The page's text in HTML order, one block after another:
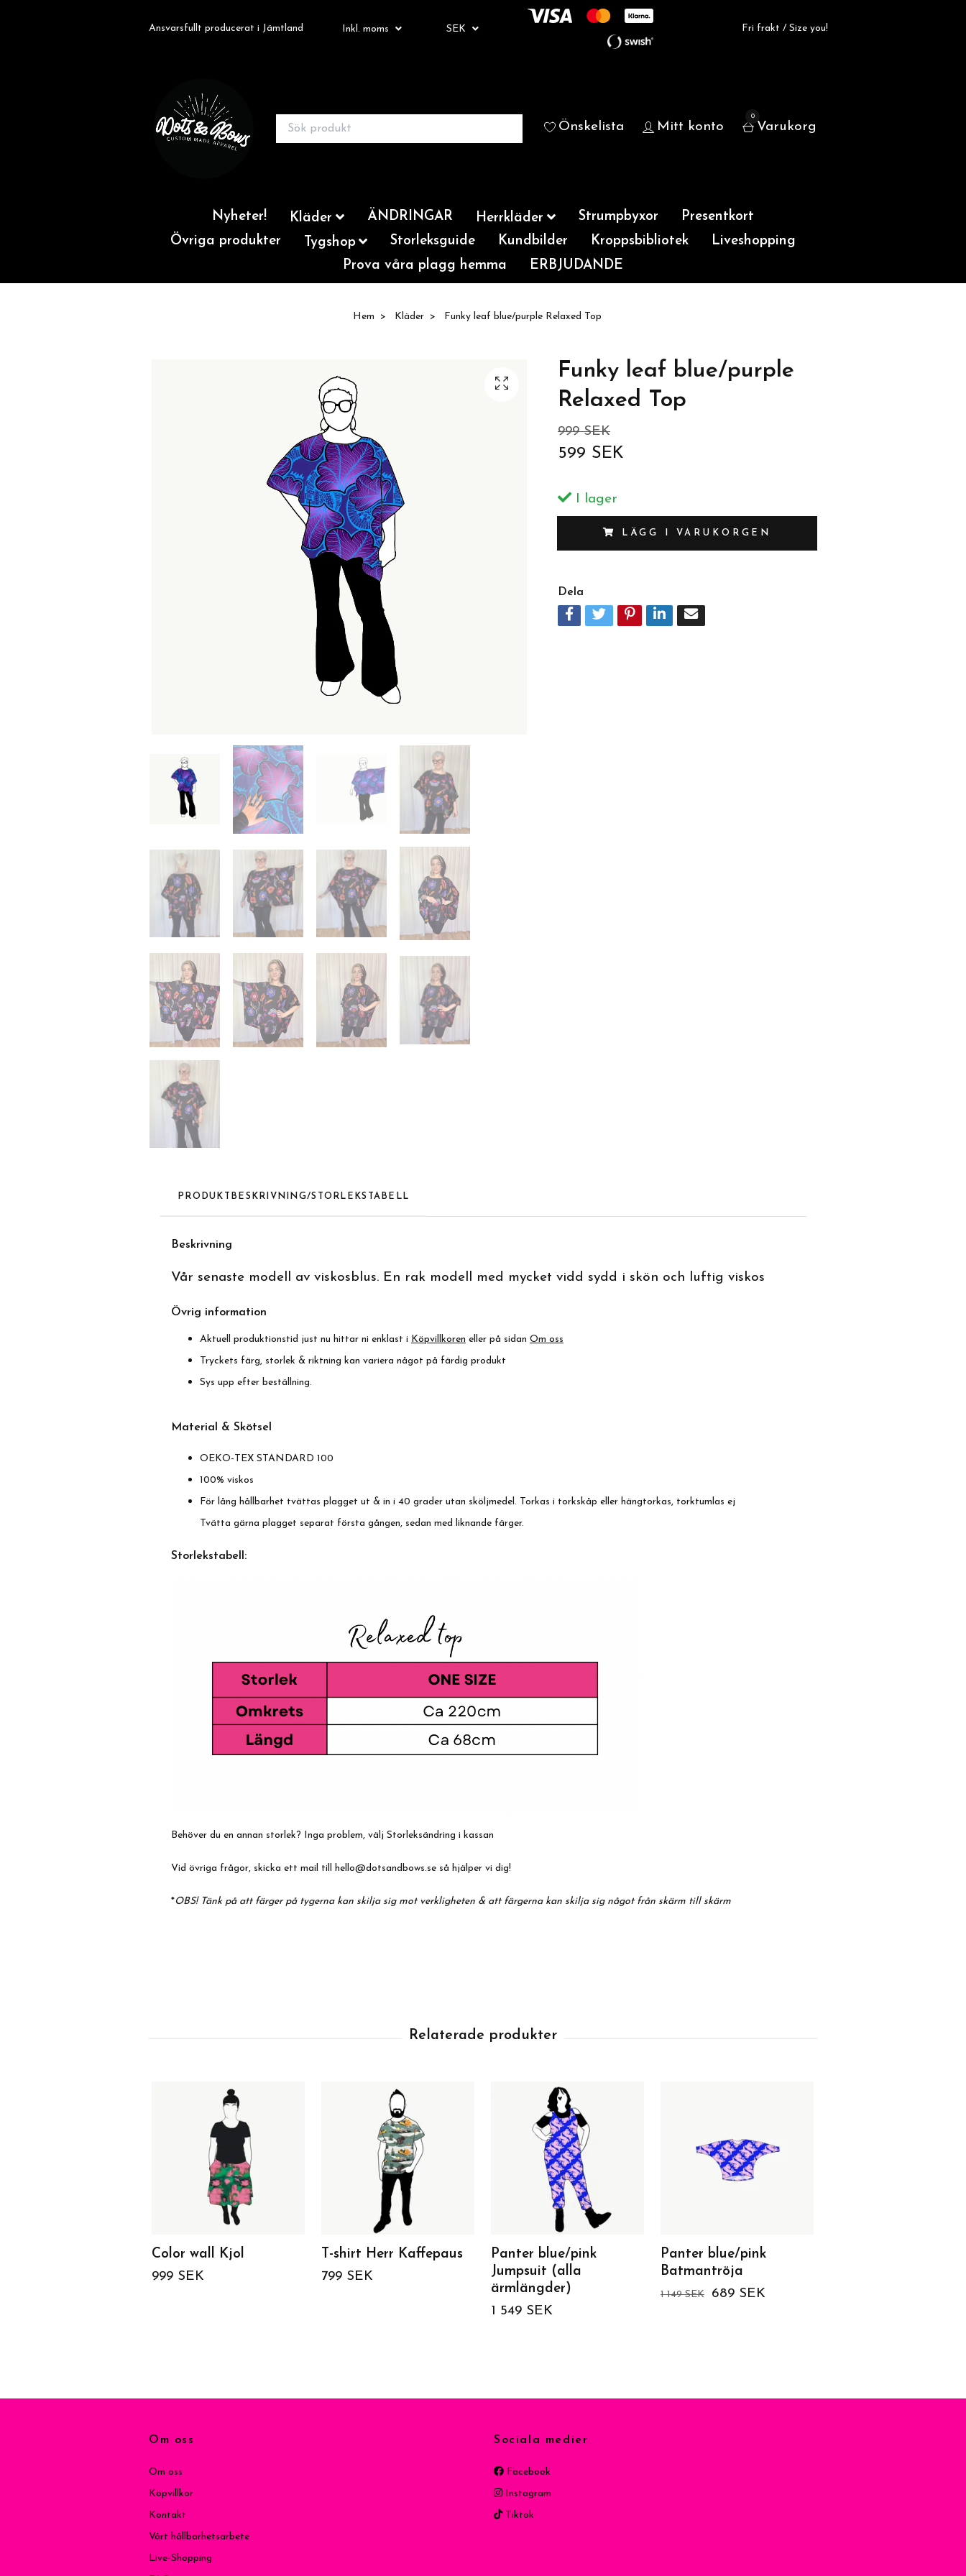
Ansvarsfullt producerat i Jämtland Inkl. moms SEK Fri frakt / Size you!
Önskelista Mitt konto
0
Varukorg
Nyheter! Kläder ÄNDRINGAR Herrkläder Strumpbyxor
Presentkort
Övriga produkter
Tygshop Storleksguide Kundbilder Kroppsbibliotek
Liveshopping
Prova våra plagg hemma
ERBJUDANDE
Hem Kläder Funky leaf blue/purple Relaxed Top
Funky leaf blue/purple
Relaxed Top
999 SEK
599 SEK
I lager
LÄGG I VARUKORGEN
Dela
PRODUKTBESKRIVNING/STORLEKSTABELL
Beskrivning
Vår senaste modell av viskosblus. En rak modell med mycket vidd sydd i skön och luftig viskos
Övrig information
Aktuell produktionstid just nu hittar ni enklast i Köpvillkoren eller på sidan Om oss
Tryckets färg, storlek & riktning kan variera något på färdig produkt
Sys upp efter beställning.
Material & Skötsel
OEKO-TEX STANDARD 100
100% viskos
För lång hållbarhet tvättas plagget ut & in i 40 grader utan sköljmedel. Torkas i torkskåp eller hängtorkas, torktumlas ej
Tvätta gärna plagget separat första gången, sedan med liknande färger.
Storlekstabell:
Behöver du en annan storlek? Inga problem, välj Storleksändring i kassan
Vid övriga frågor, skicka ett mail till hello@dotsandbows.se så hjälper vi dig!
*OBS! Tänk på att färger på tygerna kan skilja sig mot verkligheten & att färgerna kan skilja sig något från skärm till skärm
Color wall Kjol
999 SEK
T-shirt Herr Kaffepaus
799 SEK
Panter blue/pink
Jumpsuit (alla
ärmlängder)
1 549 SEK
Panter blue/pink
Batmantröja
1 149 SEK 689 SEK
Om oss
Om oss
Köpvillkor
Kontakt
Vårt hållbarhetsarbete
Live-Shopping
Sociala medier
Facebook
Instagram
Tiktok